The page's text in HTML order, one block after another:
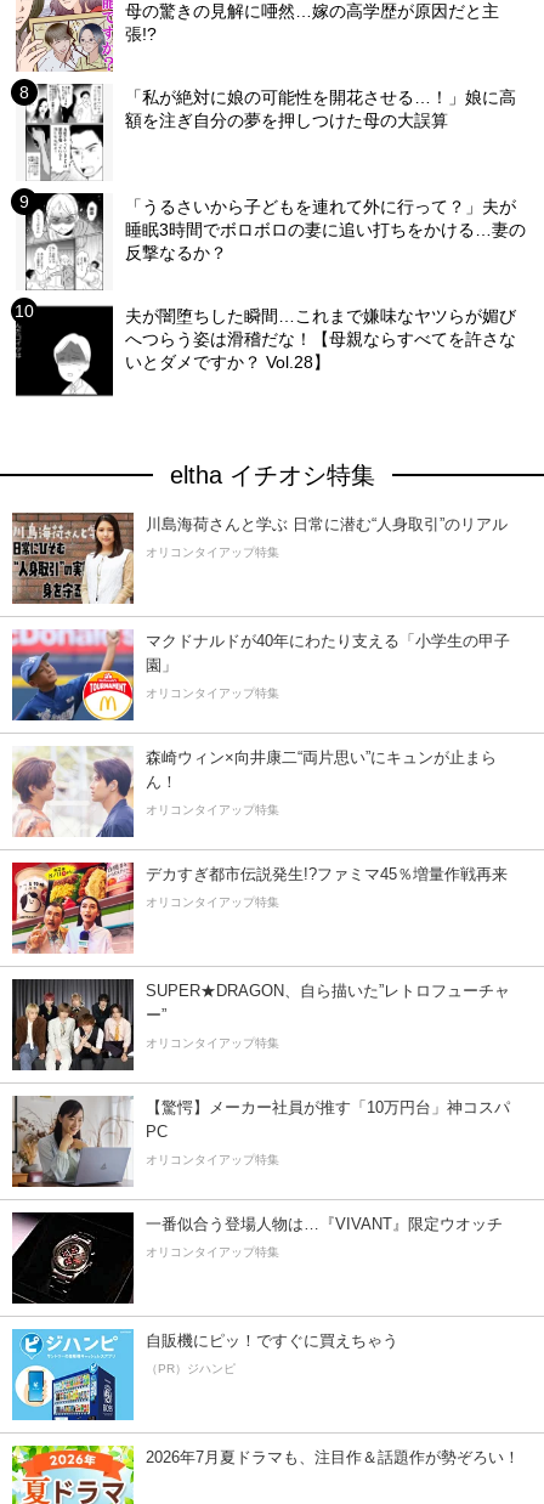
母の驚きの見解に唖然…嫁の高学歴が原因だと主
張!?
「私が絶対に娘の可能性を開花させる…！」娘に高
額を注ぎ自分の夢を押しつけた母の大誤算
「うるさいから子どもを連れて外に行って？」夫が
睡眠3時間でボロボロの妻に追い打ちをかける…妻の
反撃なるか？
夫が闇堕ちした瞬間…これまで嫌味なヤツらが媚び
へつらう姿は滑稽だな！【母親ならすべてを許さな
いとダメですか？ Vol.28】
eltha イチオシ特集
川島海荷さんと学ぶ 日常に潜む“人身取引”のリアル
オリコンタイアップ特集
マクドナルドが40年にわたり支える「小学生の甲子
園」
オリコンタイアップ特集
森崎ウィン×向井康二“両片思い”にキュンが止まら
ん！
オリコンタイアップ特集
デカすぎ都市伝説発生!?ファミマ45％増量作戦再来
オリコンタイアップ特集
SUPER★DRAGON、自ら描いた”レトロフューチャ
ー”
オリコンタイアップ特集
【驚愕】メーカー社員が推す「10万円台」神コスパ
PC
オリコンタイアップ特集
一番似合う登場人物は…『VIVANT』限定ウオッチ
オリコンタイアップ特集
自販機にピッ！ですぐに買えちゃう
（PR）ジハンピ
2026年7月夏ドラマも、注目作＆話題作が勢ぞろい！